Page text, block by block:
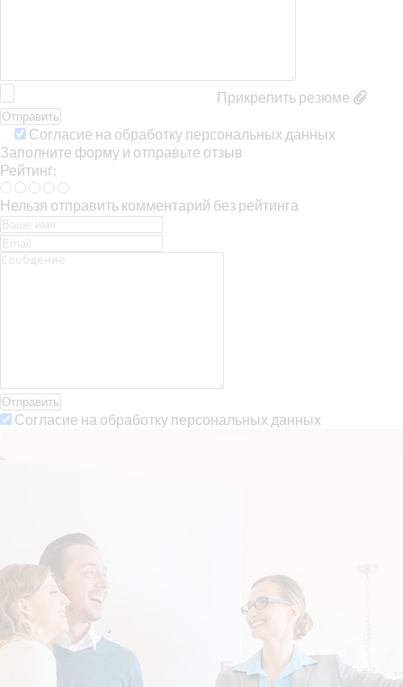
Прикрепить резюме
Согласие на обработку персональных данных
Заполните форму и отправьте отзыв
Рейтинг:
Нельзя отправить комментарий без рейтинга
Отправить
Согласие на обработку персональных данных